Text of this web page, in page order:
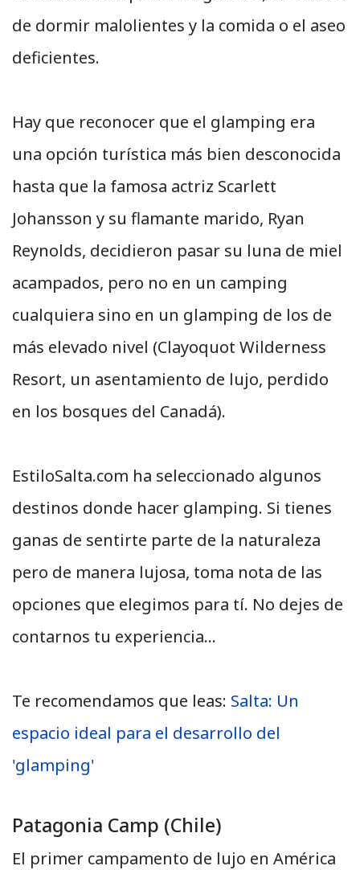
de dormir malolientes y la comida o el aseo
deficientes.
Hay que reconocer que el glamping era
una opción turística más bien desconocida
hasta que la famosa actriz Scarlett
Johansson y su flamante marido, Ryan
Reynolds, decidieron pasar su luna de miel
acampados, pero no en un camping
cualquiera sino en un glamping de los de
más elevado nivel (Clayoquot Wilderness
Resort, un asentamiento de lujo, perdido
en los bosques del Canadá).
EstiloSalta.com ha seleccionado algunos
destinos donde hacer glamping. Si tienes
ganas de sentirte parte de la naturaleza
pero de manera lujosa, toma nota de las
opciones que elegimos para tí. No dejes de
contarnos tu experiencia...
Te recomendamos que leas: Salta: Un
espacio ideal para el desarrollo del
'glamping'
Patagonia Camp (Chile)
El primer campamento de lujo en América